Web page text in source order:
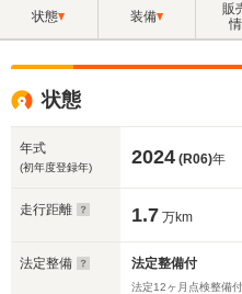
状態 装備
販
状態
年式
(初年度登録年) 2024 (R06)年
走行距離 1.7 万km
法定整備 法定整備付
法定12ヶ月点検整備